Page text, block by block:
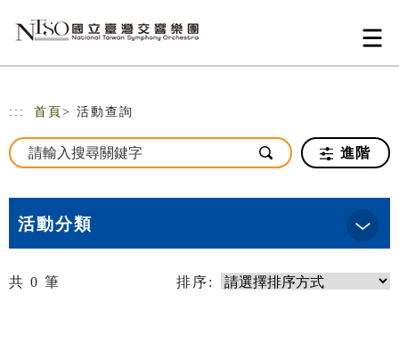
::: 首頁 > 活動查詢
進階
活動分類
共 0 筆 排序: